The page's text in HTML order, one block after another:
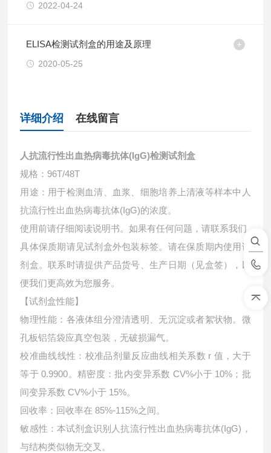
2022-04-24
ELISA检测试剂盒的用途及原理
2020-05-25
详细介绍 在线留言
人抗流行性出血热病毒抗体(IgG)检测试剂盒
规格：96T/48T
用途：用于检测血清、血浆、细胞培养上清液等样本中 人
抗流行性出血热病毒抗体(IgG)的浓度。
使用前请仔细阅读说明书。如果有任何问题，请联系我们
具体保质期请见试剂盒外包装标签。请在保质期内使用试
剂盒。联系时请提供产品货号、生产日期（见盒签），以
便我们更高效为您服务。
【试剂盒性能】
物理性能：各液体组分澄清透明、无沉淀或者絮状物。微
孔板铝箔袋应真空包装，无破损漏气。
校准曲线线性：校准品剂量反应曲线相关系数 r 值，大于
等于 0.9900。精密度：批内变异系数 CV%小于 10%；批
间变异系数 CV%小于 15%。
回收率：回收率在 85%-115%之间。
敏感性：本试剂盒识别人抗流行性出血热病毒抗体(IgG)，
与结构类似物无交叉。